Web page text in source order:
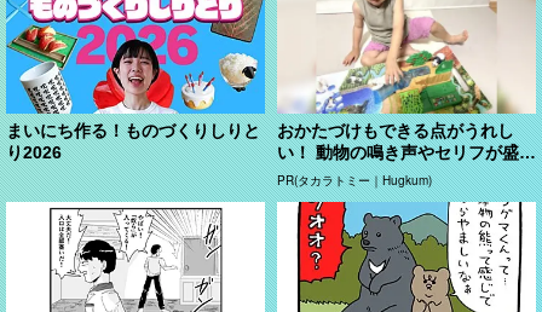
まいにち作る！ものづくりしりと
り2026
おかたづけもできる点がうれし
い！ 動物の鳴き声やセリフが盛り
だくさんの「アニア ...
PR(タカラトミー｜Hugkum)